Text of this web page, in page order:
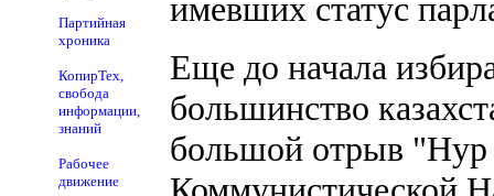
Партийная
хроника
КопирТех,
свобода
информации,
знаний
Рабочее
движение
имевших статус
Еще до начала
большинство
большой отрыв